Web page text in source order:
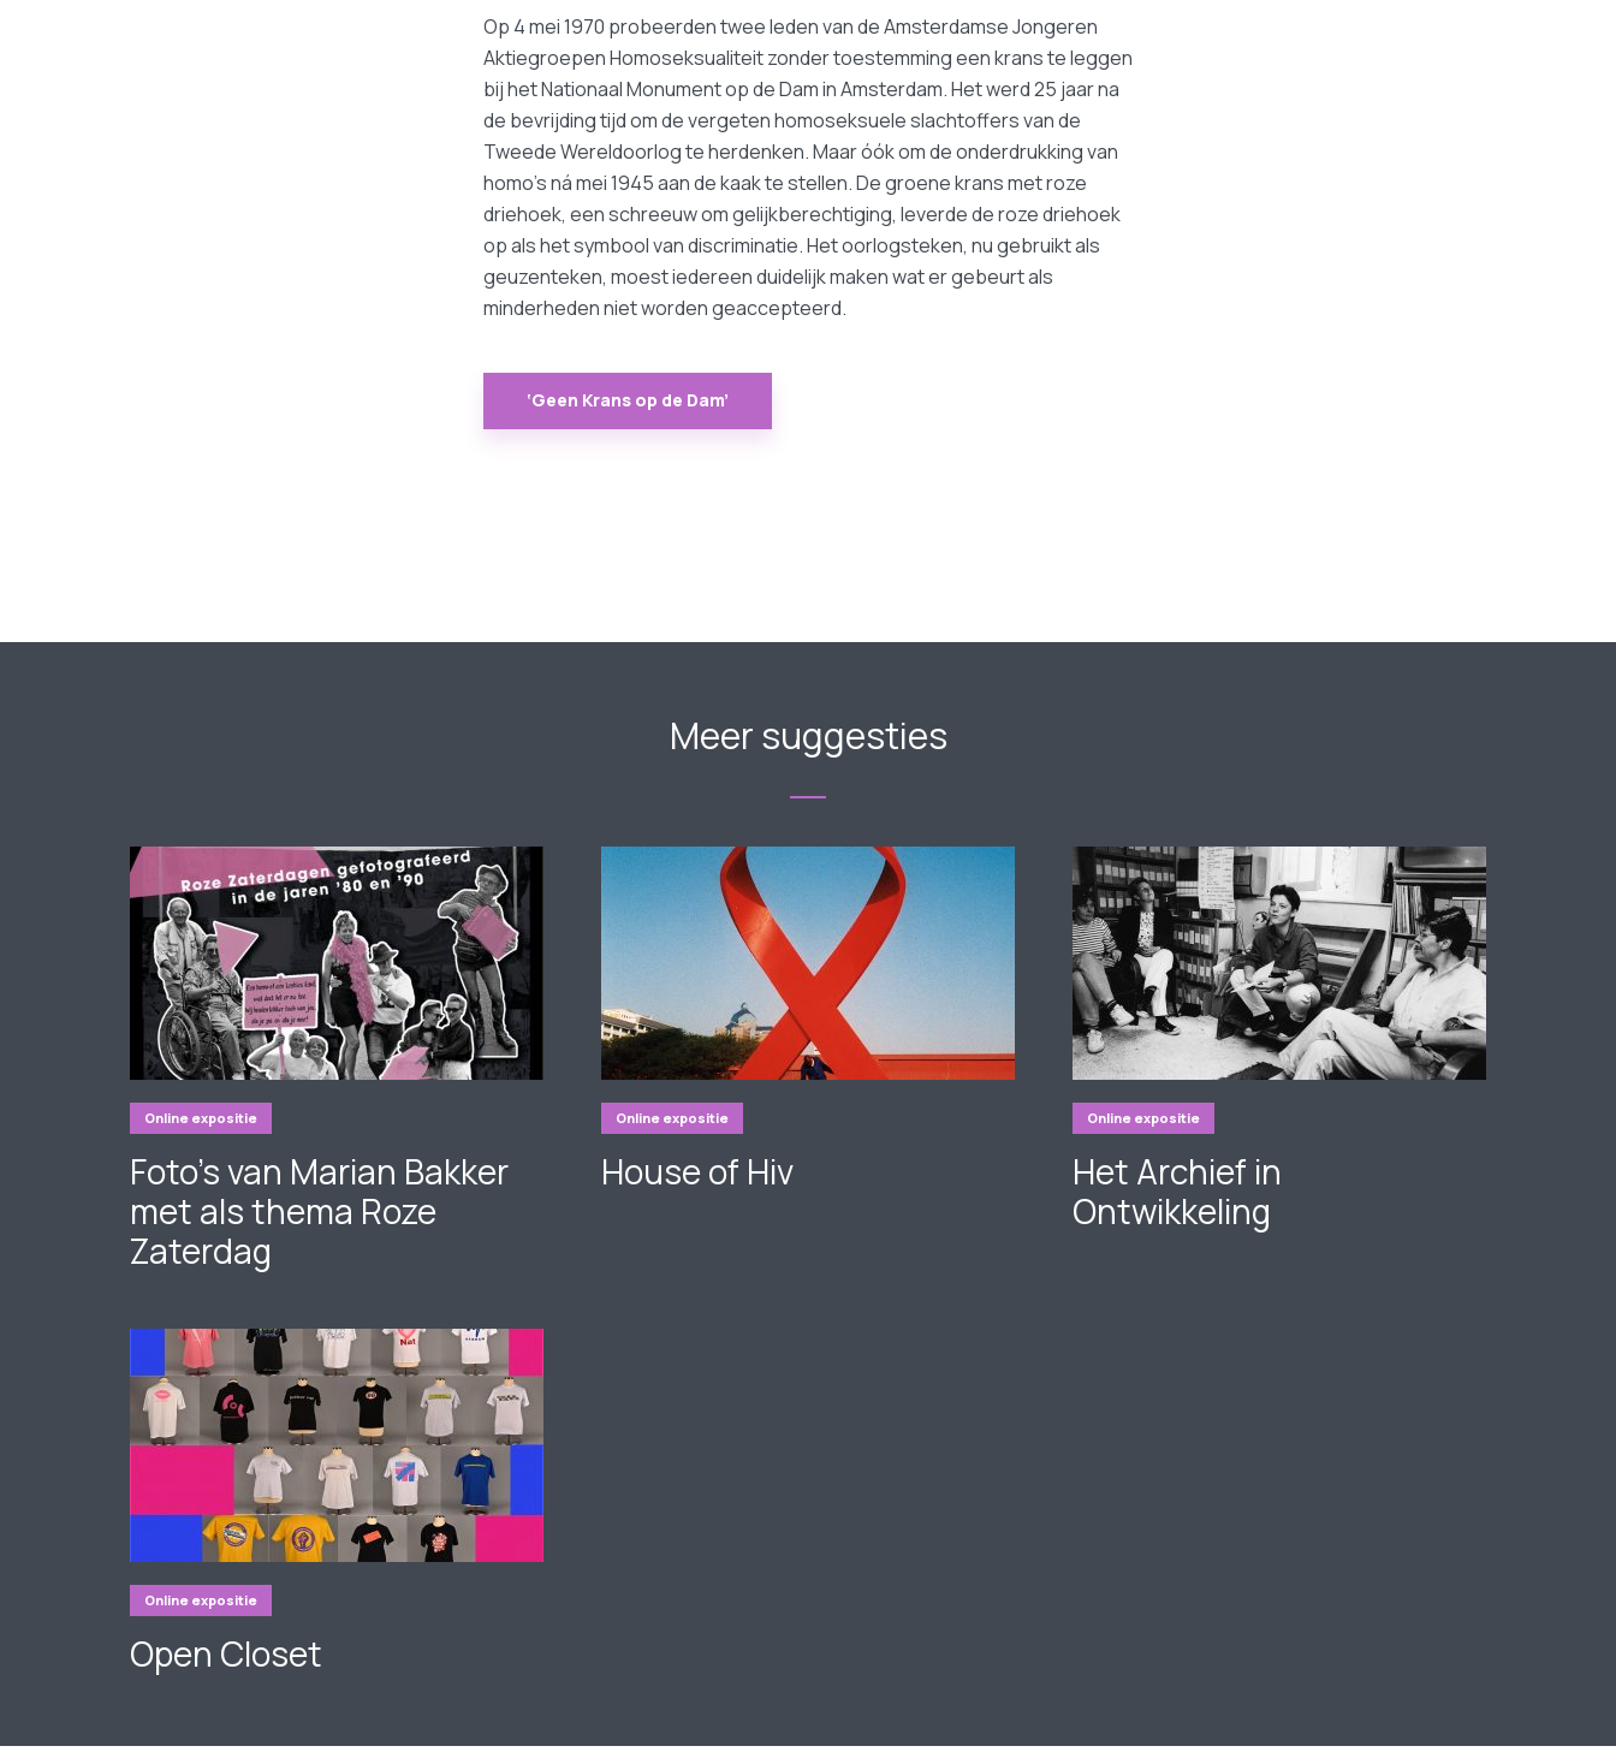
Op 4 mei 1970 probeerden twee leden van de Amsterdamse Jongeren
Aktiegroepen Homoseksualiteit zonder toestemming een krans te leggen
bij het Nationaal Monument op de Dam in Amsterdam. Het werd 25 jaar na
de bevrijding tijd om de vergeten homoseksuele slachtoffers van de
Tweede Wereldoorlog te herdenken. Maar óók om de onderdrukking van
homo’s ná mei 1945 aan de kaak te stellen. De groene krans met roze
driehoek, een schreeuw om gelijkberechtiging, leverde de roze driehoek
op als het symbool van discriminatie. Het oorlogsteken, nu gebruikt als
geuzenteken, moest iedereen duidelijk maken wat er gebeurt als
minderheden niet worden geaccepteerd.
‘Geen Krans op de Dam’
Meer suggesties
Online expositie
Foto’s van Marian Bakker
met als thema Roze
Zaterdag
Online expositie
House of Hiv
Online expositie
Het Archief in
Ontwikkeling
Online expositie
Open Closet